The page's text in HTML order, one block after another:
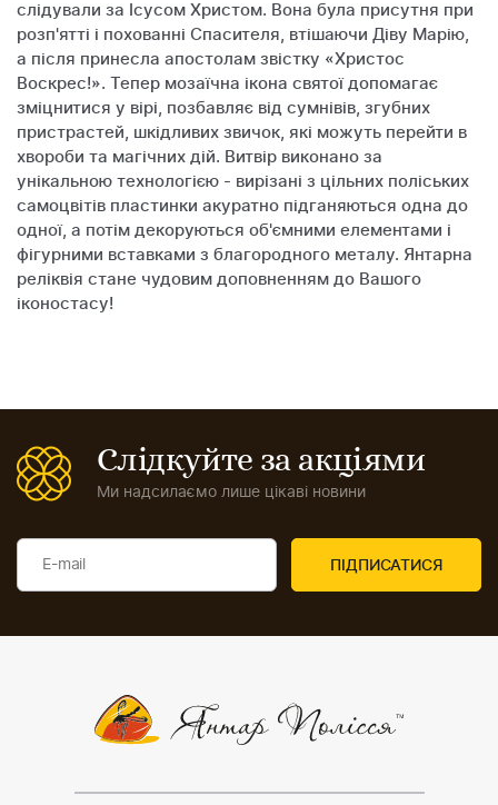
слідували за Ісусом Христом. Вона була присутня при
розп'ятті і похованні Спасителя, втішаючи Діву Марію,
а після принесла апостолам звістку «Христос
Воскрес!». Тепер мозаїчна ікона святої допомагає
зміцнитися у вірі, позбавляє від сумнівів, згубних
пристрастей, шкідливих звичок, які можуть перейти в
хвороби та магічних дій. Витвір виконано за
унікальною технологією - вирізані з цільних поліських
самоцвітів пластинки акуратно підганяються одна до
одної, а потім декоруються об'ємними елементами і
фігурними вставками з благородного металу. Янтарна
реліквія стане чудовим доповненням до Вашого
іконостасу!
Слідкуйте за акціями
Ми надсилаємо лише цікаві новини